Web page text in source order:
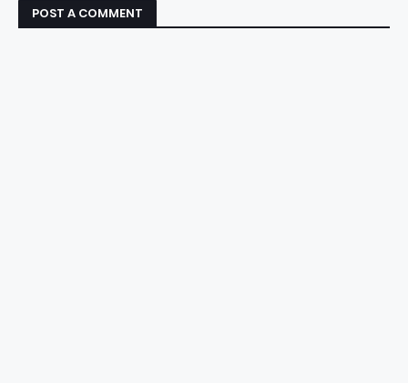
POST A COMMENT